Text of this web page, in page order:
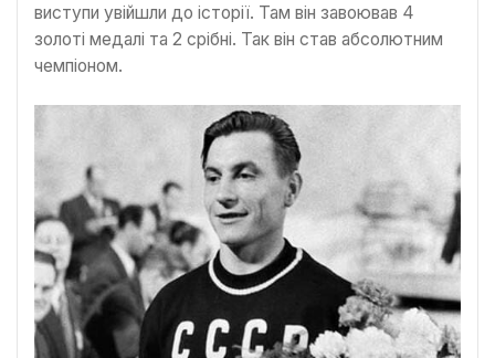
виступи увійшли до історії. Там він завоював 4
золоті медалі та 2 срібні. Так він став абсолютним
чемпіоном.